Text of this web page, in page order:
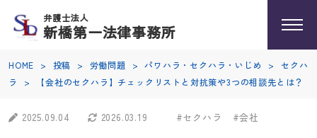
弁護士法人
新橋第一法律事務所
HOME > 投稿 > 労働問題 > パワハラ・セクハラ・いじめ >
セクハ
ラ
> 【会社のセクハラ】チェックリストと対抗策や3つの相談先とは？
2025.09.04 2026.03.19 #セクハラ #会社